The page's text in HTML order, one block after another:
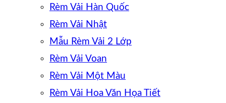
Rèm Vải Hàn Quốc
Rèm Vải Nhật
Mẫu Rèm Vải 2 Lớp
Rèm Vải Voan
Rèm Vải Một Màu
Rèm Vải Hoa Văn Họa Tiết